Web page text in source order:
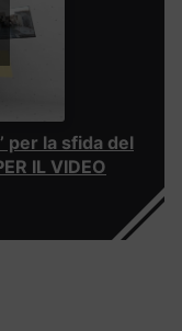
per la sfida del
IL VIDEO